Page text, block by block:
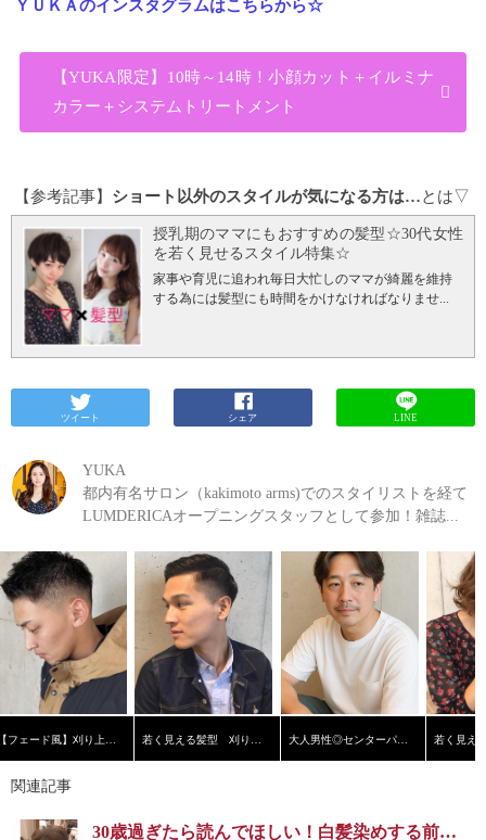
ＹＵＫＡのインスタグラムはこちらから☆
【YUKA限定】10時～14時！小顔カット＋イルミナ
カラー＋システムトリートメント
【参考記事】 ショート以外のスタイルが気になる方は…とは▽
授乳期のママにもおすすめの髪型☆30代女性
を若く見せるスタイル特集☆
家事や育児に追われ毎日大忙しのママが綺麗を維持
する為には髪型にも時間をかけなければなりませ...
ツイート シェア LINE
YUKA
都内有名サロン（kakimoto arms)でのスタイリストを経て
LUMDERICAオープニングスタッフとして参加！雑誌...
【フェード風】刈り上げショート 若く見える髪型 刈り上げ黒髪ショート【横浜美容院ラムデリカ】 大人男性◎センターパート
関連記事
30歳過ぎたら読んでほしい！白髪染めする前の注意ポイント！